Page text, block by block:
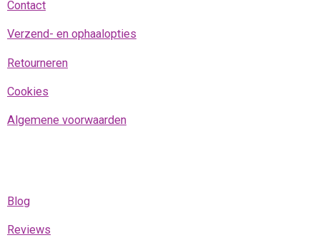
Contact
Verzend- en ophaalopties
Retourneren
Cookies
Algemene voorwaarden
Blog
Reviews